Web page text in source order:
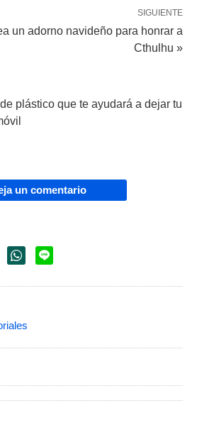
SIGUIENTE
un adorno navideño para honrar a
Cthulhu »
plástico que te ayudará a dejar tu
un comentario